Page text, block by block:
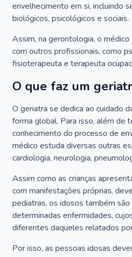
envelhecimento em si, incluindo
biológicos, psicológicos e sociais.
Assim, na gerontologia, o
com outros profissionais, como
fisioterapeuta e terapeuta
O que faz um
O geriatra se dedica ao cuidado
forma global. Para isso, além de
conhecimento do processo de
médico estuda diversas outras
cardiologia, neurologia,
Assim como as crianças
com manifestações próprias,
pediatras, os idosos também
determinadas enfermidades,
diferentes daqueles relatados
Por isso, as pessoas idosas